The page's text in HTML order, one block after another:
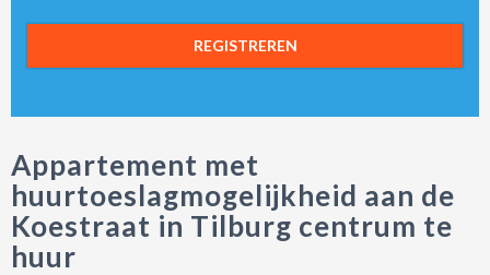
REGISTREREN
Appartement met
huurtoeslagmogelijkheid aan de
Koestraat in Tilburg centrum te
huur